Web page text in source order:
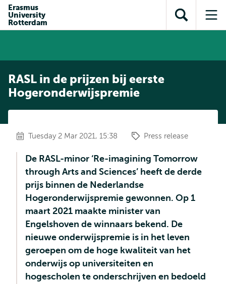
content
search
subnavigation
Erasmus
University
Rotterdam
Open
search
RASL in de prijzen bij eerste
Hogeronderwijspremie
Tuesday 2 Mar 2021, 15:38 Press release
De RASL-minor ‘Re-imagining Tomorrow
through Arts and Sciences’ heeft de derde
prijs binnen de Nederlandse
Hogeronderwijspremie gewonnen. Op 1
maart 2021 maakte minister van
Engelshoven de winnaars bekend. De
nieuwe onderwijspremie is in het leven
geroepen om de hoge kwaliteit van het
onderwijs op universiteiten en
hogescholen te onderschrijven en bedoeld